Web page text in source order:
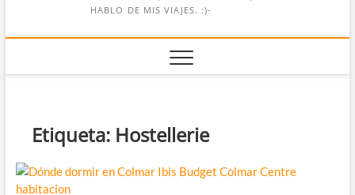
HABLO DE MIS VIAJES. :)-
Etiqueta: Hostellerie